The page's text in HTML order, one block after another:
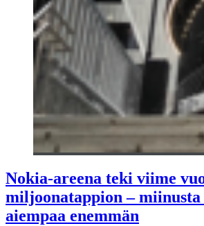
Nokia-areena teki viime
miljoonatappion –
aiempaa enemmän